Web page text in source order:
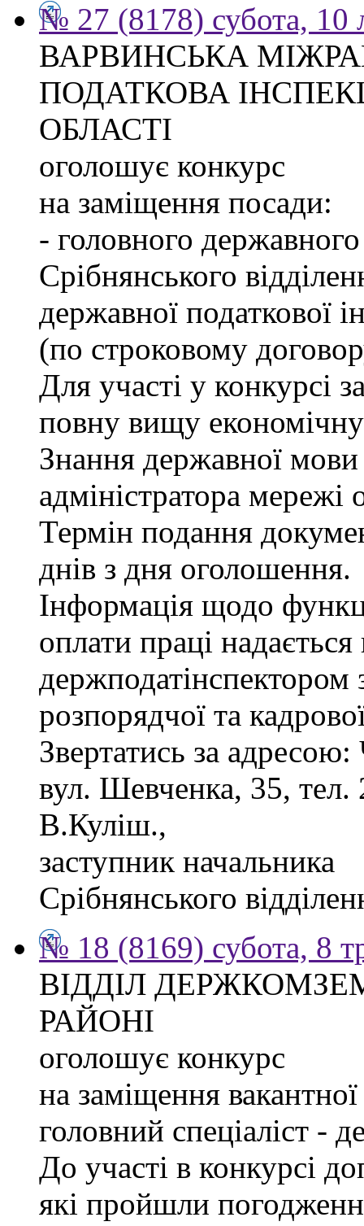
№ 27 (8178) субота, 10
ВАРВИНСЬКА
ПОДАТКОВА
ОБЛАСТІ
оголошує конкурс
на заміщення посади:
- головного
Срібнянського
державної податкової
(по строковому
Для участі у конкурсі
повну вищу економічну
Знання державної
адміністратора мережі
Термін подання
днів з дня оголошення.
Інформація щодо
оплати праці
держподатінспектором
розпорядчої та
Звертатись за адресою:
вул. Шевченка, 35,
В.Куліш.,
заступник начальника
Срібнянського
№ 18 (8169) субота, 8
ВІДДІЛ
РАЙОНІ
оголошує конкурс
на заміщення вакантної
головний спеціаліст -
До участі в конкурсі
які пройшли